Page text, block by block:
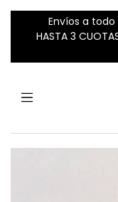
Envíos a
HASTA 3